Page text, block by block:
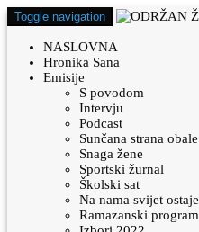
Toggle navigation
NASLOVNA
Hronika Sana
Emisije
S povodom
Intervju
Podcast
Sunčana strana obale
Snaga žene
Sportski žurnal
Školski sat
Na nama svijet ostaje
Ramazanski program